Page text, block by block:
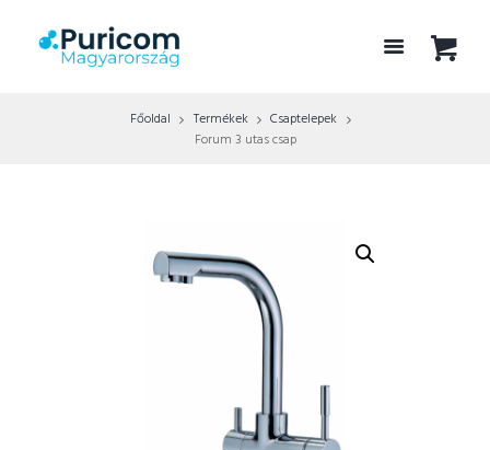
Főoldal Termékek
Csaptelepek
Forum 3 utas csap